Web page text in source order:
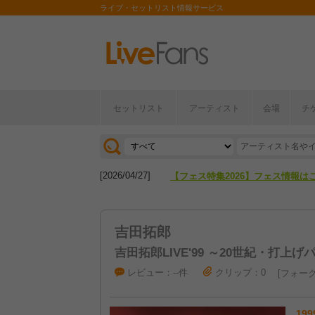
ライブ・セットリスト情報サービス
セットリスト アーティスト 会場 チ
[2026/07/28] 【ライブ動員ランキング】2026年
[2026/04/27] 【フェス特集2026】フェス情報は
吉田拓郎
吉田拓郎LIVE'99 ～20世紀・打上げ
レビュー：--件 クリップ：0 フォー